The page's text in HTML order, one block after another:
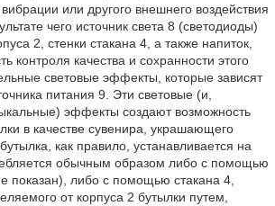
или другого внешнего воздействия
чего источник света 8 (светодиоды)
2, стенки стакана 4, а также напиток,
контроля качества и сохранности этого
световые эффекты, которые зависят
питания 9. Эти световые (и,
эффекты создают возможность
в качестве сувенира, украшающего
как правило, устанавливается на
обычным образом либо с помощью
показан), либо с помощью стакана 4,
от корпуса 2 бутылки путем,